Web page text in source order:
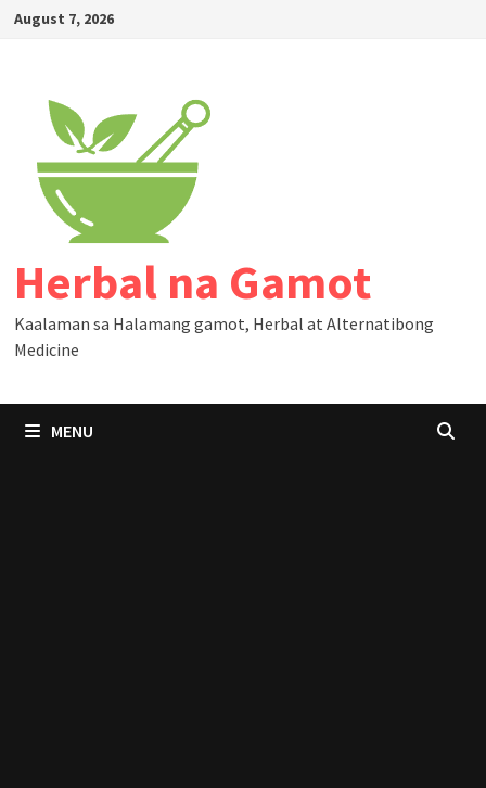
Skip
August 7, 2026
Herbal na Gamot
Kaalaman sa Halamang gamot, Herbal at Alternatibong
Medicine
MENU